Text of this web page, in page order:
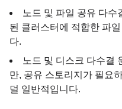
노드 및 파일 공유 다수
된 클러스터에 적합한 파
다.
노드 및 디스크 다수결
만, 공유 스토리지가 필요
덜 일반적입니다.